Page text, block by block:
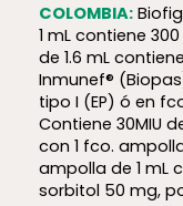
COLOMBIA:
1 mL contiene
de 1.6 mL
Inmunef®
tipo I (EP) ó en
Contiene 30MIU
con 1 fco.
ampolla de 1 mL
sorbitol 50 mg,